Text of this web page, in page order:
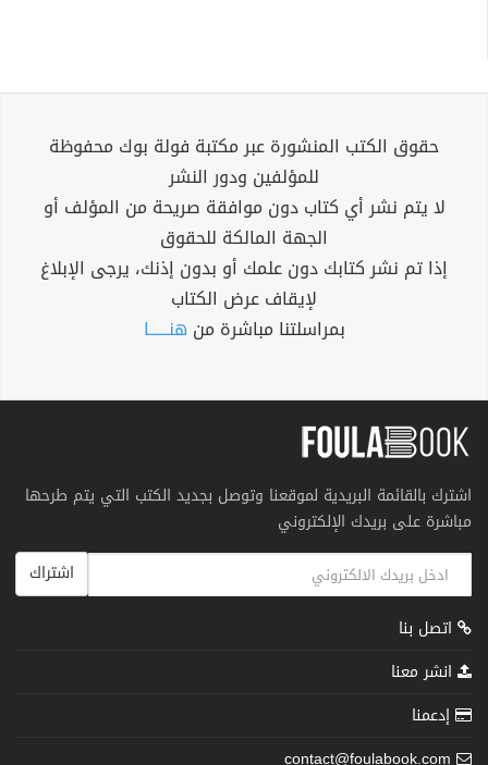
حقوق الكتب المنشورة عبر مكتبة فولة بوك محفوظة
للمؤلفين ودور النشر
لا يتم نشر أي كتاب دون موافقة صريحة من المؤلف أو
الجهة المالكة للحقوق
إذا تم نشر كتابك دون علمك أو بدون إذنك، يرجى الإبلاغ
لإيقاف عرض الكتاب
بمراسلتنا مباشرة من هنــــــا
اشترك بالقائمة البريدية لموقعنا وتوصل بجديد الكتب التي يتم طرحها
مباشرة على بريدك الإلكتروني
اشتراك
اتصل بنا
انشر معنا
إدعمنا
contact@foulabook.com